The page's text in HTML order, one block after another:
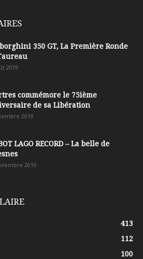
350 GT, La Première Ronde
2019
commémore le 75ième
de sa Libération
2019
LAGO RECORD – La belle de
2019
413
112
100